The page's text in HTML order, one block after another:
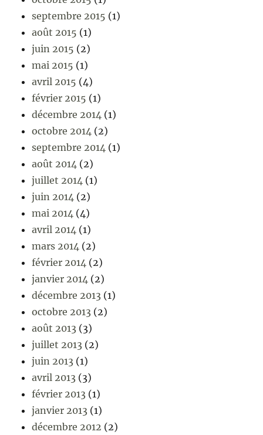
septembre 2015 (1)
août 2015 (1)
juin 2015 (2)
mai 2015 (1)
avril 2015 (4)
février 2015 (1)
décembre 2014 (1)
octobre 2014 (2)
septembre 2014 (1)
août 2014 (2)
juillet 2014 (1)
juin 2014 (2)
mai 2014 (4)
avril 2014 (1)
mars 2014 (2)
février 2014 (2)
janvier 2014 (2)
décembre 2013 (1)
octobre 2013 (2)
août 2013 (3)
juillet 2013 (2)
juin 2013 (1)
avril 2013 (3)
février 2013 (1)
janvier 2013 (1)
décembre 2012 (2)